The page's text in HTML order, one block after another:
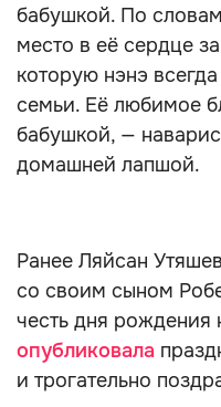
бабушкой. По
место в её сердце
которую нэнэ
семьи. Её любимое
бабушкой, —
домашней лапшой.
Ранее Ляйсан
со своим сыном
честь дня рождения
опубликовала
и трогательно